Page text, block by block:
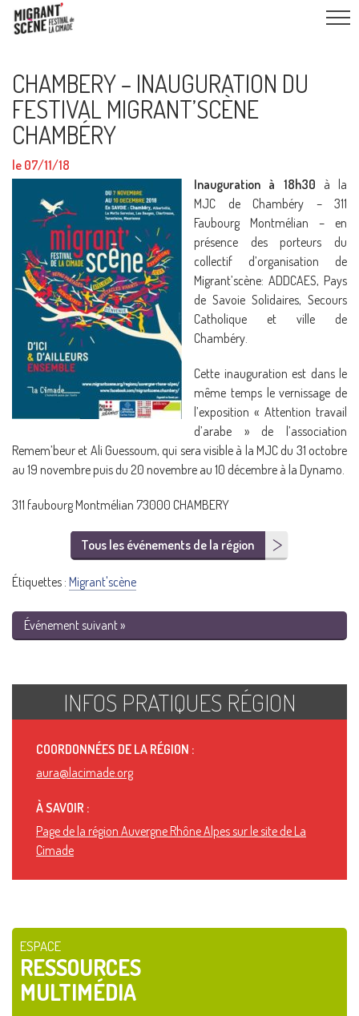
CHAMBERY – INAUGURATION DU
FESTIVAL MIGRANT’SCÈNE
CHAMBÉRY
le 07/11/18
Inauguration à 18h30 à la
MJC de Chambéry – 311
Faubourg Montmélian – en
présence des porteurs du
collectif d’organisation de
Migrant’scène: ADDCAES, Pays
de Savoie Solidaires, Secours
Catholique et ville de
Chambéry.
Cette inauguration est dans le
même temps le vernissage de
l’exposition « Attention travail
d’arabe » de l’association
Remem’beur et Ali Guessoum, qui sera visible à la MJC du 31 octobre
au 19 novembre puis du 20 novembre au 10 décembre à la Dynamo.
311 faubourg Montmélian 73000 CHAMBERY
Tous les événements de la région
Étiquettes : Migrant'scène
Événement suivant »
INFOS PRATIQUES RÉGION
COORDONNÉES DE LA RÉGION :
aura@lacimade.org
À SAVOIR :
Page de la région Auvergne Rhône Alpes sur le site de La
Cimade
ESPACE
RESSOURCES
MULTIMÉDIA